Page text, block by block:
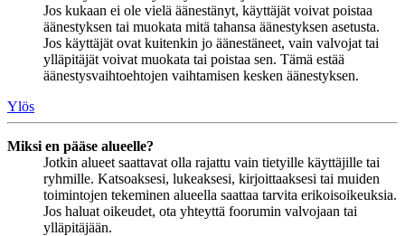
Jos kukaan ei ole vielä äänestänyt, käyttäjät voivat poistaa
äänestyksen tai muokata mitä tahansa äänestyksen asetusta.
Jos käyttäjät ovat kuitenkin jo äänestäneet, vain valvojat tai
ylläpitäjät voivat muokata tai poistaa sen. Tämä estää
äänestysvaihtoehtojen vaihtamisen kesken äänestyksen.
Ylös
Miksi en pääse alueelle?
Jotkin alueet saattavat olla rajattu vain tietyille käyttäjille tai
ryhmille. Katsoaksesi, lukeaksesi, kirjoittaaksesi tai muiden
toimintojen tekeminen alueella saattaa tarvita erikoisoikeuksia.
Jos haluat oikeudet, ota yhteyttä foorumin valvojaan tai
ylläpitäjään.